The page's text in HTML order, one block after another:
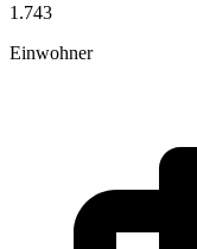
1.743
Einwohner